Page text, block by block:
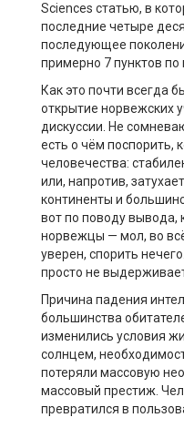
Sciences статью, в
последние четыре
последующее
примерно 7 пунктов по
Как это почти всегда
открытие норвежских
дискуссии. Не
есть о чём поспорить,
человечества:
или, напротив,
континенты и
вот по поводу
норвежцы — мол, во
уверен, спорить
просто не
Причина падения
большинства
изменились условия
солнцем,
потеряли массовую
массовый престиж.
превратился в